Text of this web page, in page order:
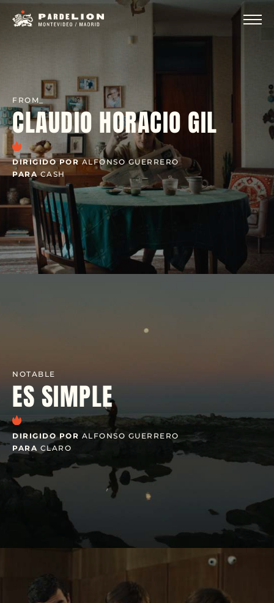
FROM_
CLAUDIO HORACIO GIL
DIRIGIDO PORALFONSO GUERRERO
PARACASH
NOTABLE
ES SIMPLE
DIRIGIDO POR ALFONSO GUERRERO
PARA CLARO